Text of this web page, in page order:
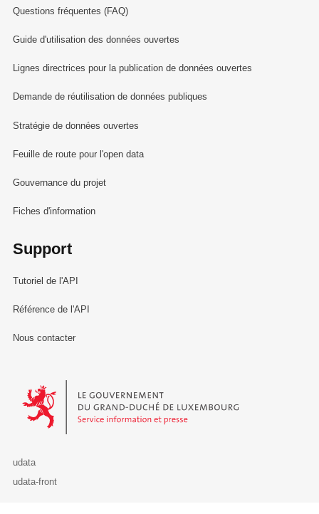
Questions fréquentes (FAQ)
Guide d'utilisation des données ouvertes
Lignes directrices pour la publication de données ouvertes
Demande de réutilisation de données publiques
Stratégie de données ouvertes
Feuille de route pour l'open data
Gouvernance du projet
Fiches d'information
Support
Tutoriel de l'API
Référence de l'API
Nous contacter
Le Gouvernement du Grand-Duché de Luxembourg - Service
udata
udata-front